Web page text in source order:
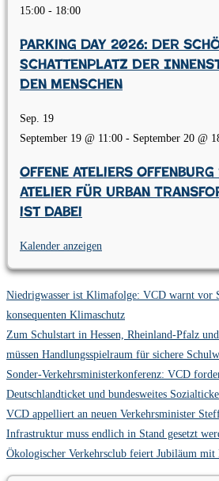
15:00 - 18:00
Parking Day 2026: Der
Schattenplatz der
den Menschen
Sep. 19
September 19 @ 11:00 - September 20 @
Offene Ateliers Offenburg
Atelier für Urban
ist dabei
Kalender anzeigen
Niedrigwasser ist Klimafolge: VCD warnt vor
konsequenten Klimaschutz
Zum Schulstart in Hessen, Rheinland-Pfalz
müssen Handlungsspielraum für sichere
Sonder-Verkehrsministerkonferenz: VCD
Deutschlandticket und bundesweites
VCD appelliert an neuen Verkehrsminister
Infrastruktur muss endlich in Stand gesetzt
Ökologischer Verkehrsclub feiert Jubiläum mit